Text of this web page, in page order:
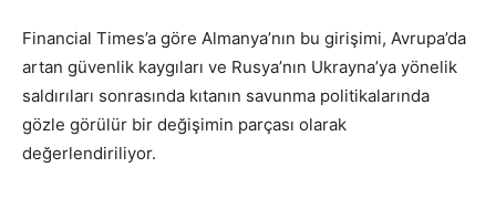
Financial Times’a göre Almanya’nın bu girişimi, Avrupa’da
artan güvenlik kaygıları ve Rusya’nın Ukrayna’ya yönelik
saldırıları sonrasında kıtanın savunma politikalarında
gözle görülür bir değişimin parçası olarak
değerlendiriliyor.